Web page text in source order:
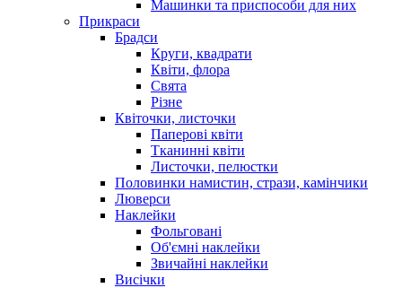
Машинки та приспособи для них
Прикраси
Брадси
Круги, квадрати
Квіти, флора
Свята
Різне
Квіточки, листочки
Паперові квіти
Тканинні квіти
Листочки, пелюстки
Половинки намистин, стрази, камінчики
Люверси
Наклейки
Фольговані
Об'ємні наклейки
Звичайні наклейки
Висічки